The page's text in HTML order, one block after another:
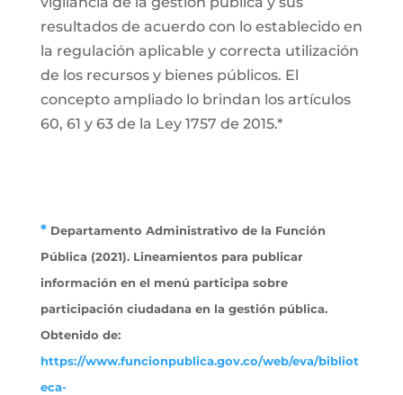
resultados de acuerdo con lo establecido en
la regulación aplicable y correcta utilización
de los recursos y bienes públicos. El
concepto ampliado lo brindan los artículos
60, 61 y 63 de la Ley 1757 de 2015.*
*Departamento Administrativo de la Función
Pública (2021). Lineamientos para publicar
información en el menú participa sobre
participación ciudadana en la gestión pública.
Obtenido de:
https://www.funcionpublica.gov.co/web/eva/bibliot
eca-